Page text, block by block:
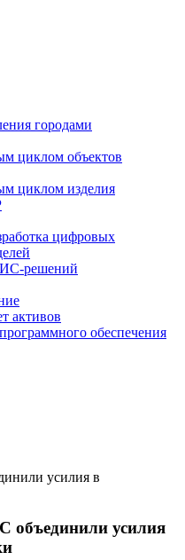
городами
циклом объектов
циклом изделия
цифровых
активов
обеспечения
усилия в
объединили усилия